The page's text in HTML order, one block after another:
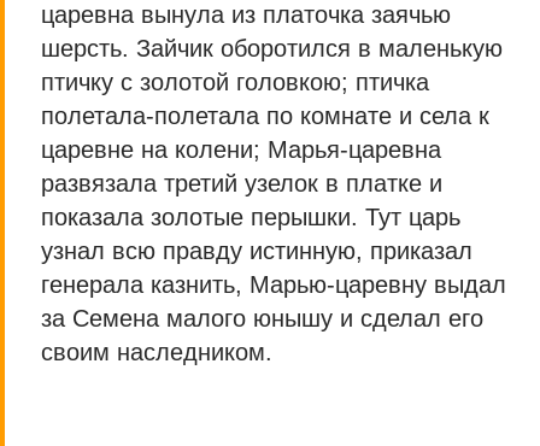
царевна вынула из платочка заячью
шерсть. Зайчик оборотился в маленькую
птичку с золотой головкою; птичка
полетала-полетала по комнате и села к
царевне на колени; Марья-царевна
развязала третий узелок в платке и
показала золотые перышки. Тут царь
узнал всю правду истинную, приказал
генерала казнить, Марью-царевну выдал
за Семена малого юнышу и сделал его
своим наследником.